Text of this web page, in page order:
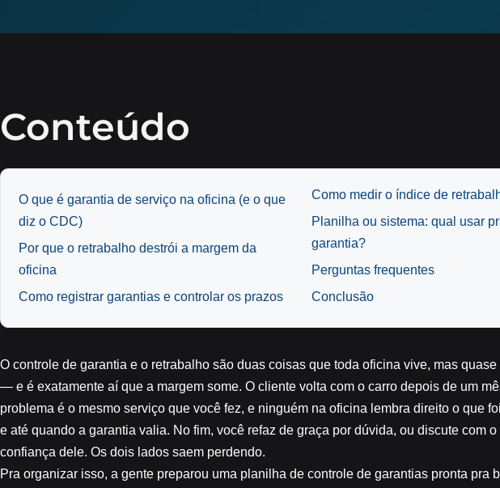
Conteúdo
O que é garantia de serviço na oficina (e o que
diz o CDC)
Por que o retrabalho destrói a margem da
oficina
Como registrar garantias e controlar os prazos
Como medir o índice de
Planilha ou sistema: qual usar
garantia?
Perguntas frequentes
Conclusão
O controle de garantia e o retrabalho são duas coisas que toda oficina vive, mas
— e é exatamente aí que a margem some. O cliente volta com o carro depois de um
problema é o mesmo serviço que você fez, e ninguém na oficina lembra direito o que
e até quando a garantia valia. No fim, você refaz de graça por dúvida, ou discute com
confiança dele. Os dois lados saem perdendo.
Pra organizar isso, a gente preparou uma planilha de controle de garantias pronta pra